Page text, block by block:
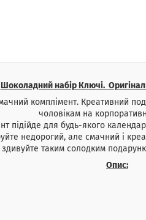
Шоколадний набір Ключі.
комплімент. Креативний
чоловікам на
підійде для будь-якого
недорогий, але смачний і
і здивуйте таким солодким
Опис: